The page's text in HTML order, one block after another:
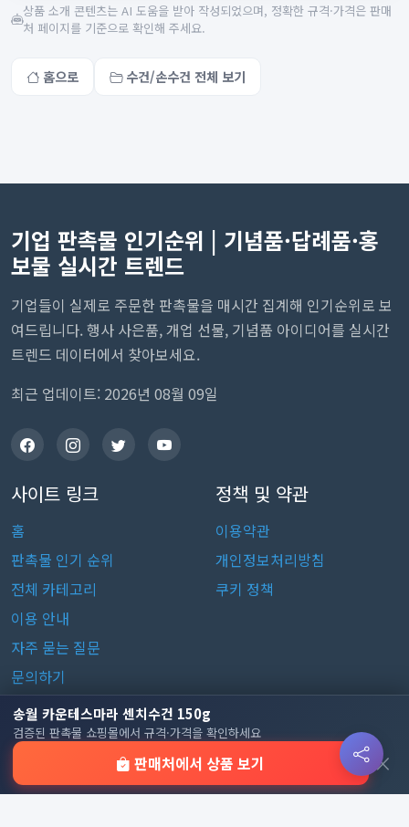
상품 소개 콘텐츠는 AI 도움을 받아 작성되었으며, 정확한 규격·가격은 판매
처 페이지를 기준으로 확인해 주세요.
홈으로 수건/손수건 전체 보기
송월 카운테스마라 센치수건 150g
검증된 판촉물 쇼핑몰에서 규격·가격을 확인하세요
판매처에서 상품 보기 ×
기업 판촉물 인기순위 | 기념품·답례품·홍
보물 실시간 트렌드
기업들이 실제로 주문한 판촉물을 매시간 집계해 인기순위로 보
여드립니다. 행사 사은품, 개업 선물, 기념품 아이디어를 실시간
트렌드 데이터에서 찾아보세요.
최근 업데이트: 2026년 08월 09일
사이트 링크
홈
판촉물 인기 순위
전체 카테고리
이용 안내
자주 묻는 질문
문의하기
정책 및 약관
이용약관
개인정보처리방침
쿠키 정책
판촉물 카테고리
가정/생활용품 감염예방용품 골프선물세트
골프용품
달력/다이어리
레저/운동용품 명품자개상품
문구용품